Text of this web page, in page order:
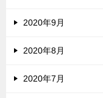
2020年9月
2020年8月
2020年7月